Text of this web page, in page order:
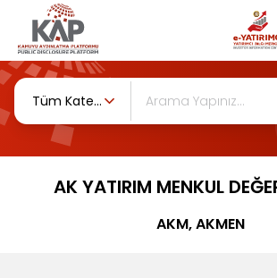
Tüm Kategoriler
AK YATIRIM MENKUL
AKM, AKMEN